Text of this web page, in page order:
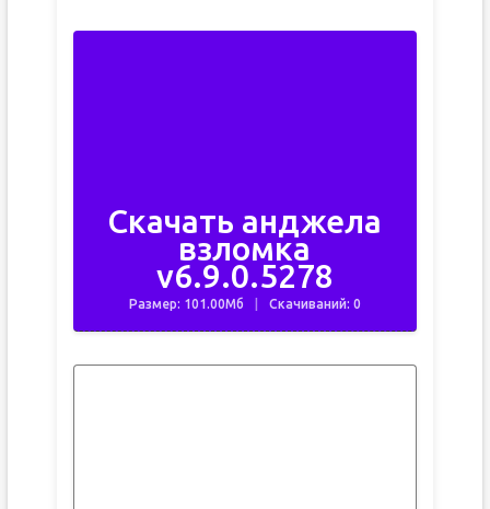
Скачать анджела
взломка
v6.9.0.5278
Размер: 101.00Мб Скачиваний: 0